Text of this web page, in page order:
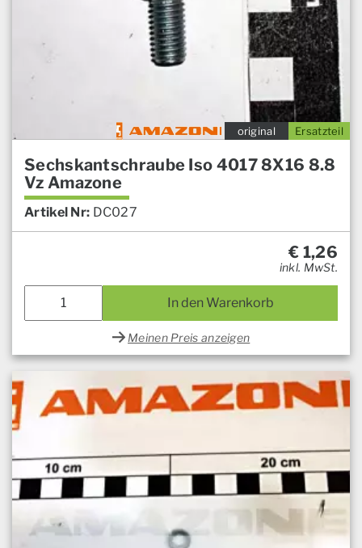
Ersatzteil
original
Sechskantschraube Iso 4017 8X16 8.8
Vz Amazone
Artikel Nr: DC027
€ 1,26
inkl. MwSt.
In den Warenkorb
Meinen Preis anzeigen